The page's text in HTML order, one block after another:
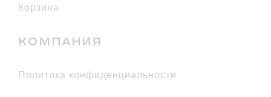
Корзина
КОМПАНИЯ
политика конфиденциальности